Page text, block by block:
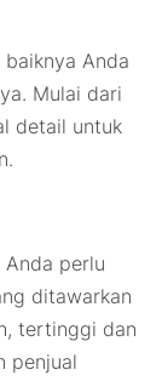
Anda
Mulai dari
detail untuk
perlu
ditawarkan
tertinggi dan
penjual